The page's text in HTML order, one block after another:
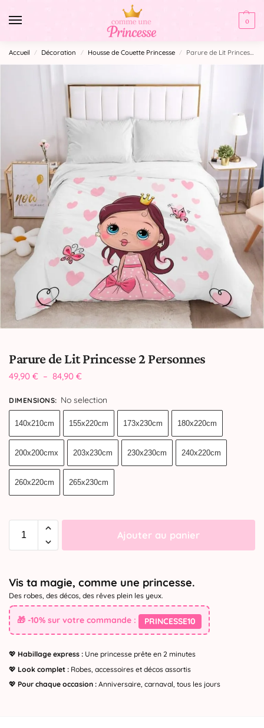
0
Accueil / Décoration / Housse de Couette Princesse / Parure de Lit Princesse 2 Personnes
Parure de Lit Princesse 2 Personnes
49,90 € – 84,90 €
DIMENSIONS: No selection
140x210cm 155x220cm 173x230cm 180x220cm
200x200cmx 203x230cm 230x230cm 240x220cm
260x220cm 265x230cm
Ajouter au panier
Vis ta magie, comme une princesse.
Des robes, des décos, des rêves plein les yeux.
🎁 -10% sur votre commande : PRINCESSE10
💖 Habillage express : Une princesse prête en 2 minutes
💖 Look complet : Robes, accessoires et décos assortis
💖 Pour chaque occasion : Anniversaire, carnaval, tous les jours